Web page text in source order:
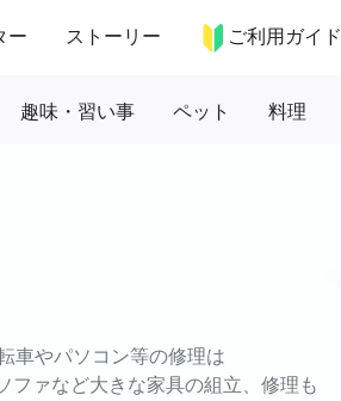
ー ストーリー ご利用ガイド
趣味・習い事 ペット 料理
車やパソコン等の修理は
ファなど大きな家具の組立、修理も